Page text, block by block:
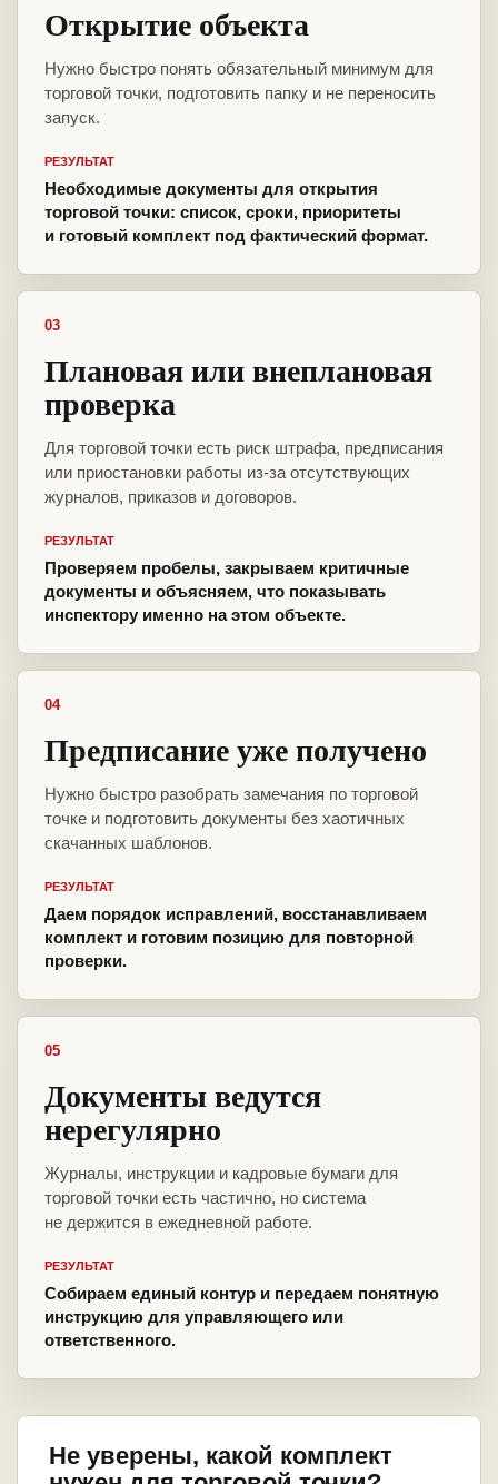
Открытие объекта
Нужно быстро понять обязательный минимум для
торговой точки, подготовить папку и не переносить
запуск.
РЕЗУЛЬТАТ
Необходимые документы для открытия
торговой точки: список, сроки, приоритеты
и готовый комплект под фактический формат.
03
Плановая или внеплановая
проверка
Для торговой точки есть риск штрафа, предписания
или приостановки работы из-за отсутствующих
журналов, приказов и договоров.
РЕЗУЛЬТАТ
Проверяем пробелы, закрываем критичные
документы и объясняем, что показывать
инспектору именно на этом объекте.
04
Предписание уже получено
Нужно быстро разобрать замечания по торговой
точке и подготовить документы без хаотичных
скачанных шаблонов.
РЕЗУЛЬТАТ
Даем порядок исправлений, восстанавливаем
комплект и готовим позицию для повторной
проверки.
05
Документы ведутся
нерегулярно
Журналы, инструкции и кадровые бумаги для
торговой точки есть частично, но система
не держится в ежедневной работе.
РЕЗУЛЬТАТ
Собираем единый контур и передаем понятную
инструкцию для управляющего или
ответственного.
Не уверены, какой комплект